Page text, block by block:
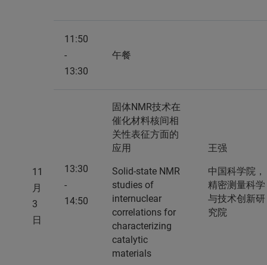
11
月
3
日
11:50
-
13:30
午餐
13:30
-
14:50
固体NMR技术在
催化材料核间相
关性表征方面的
应用
Solid-state NMR
studies of
internuclear
correlations for
characterizing
catalytic
materials
王强
中国科学院，
精密测量科学
与技术创新研
究院